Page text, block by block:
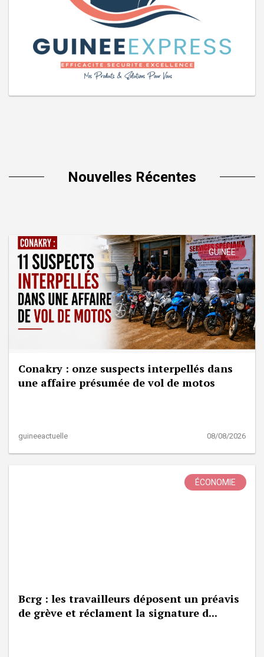
Nouvelles Récentes
GUINÉE
Conakry : onze suspects interpellés dans
une affaire présumée de vol de motos
guineeactuelle 08/08/2026
ÉCONOMIE
Bcrg : les travailleurs déposent un préavis
de grève et réclament la signature d...